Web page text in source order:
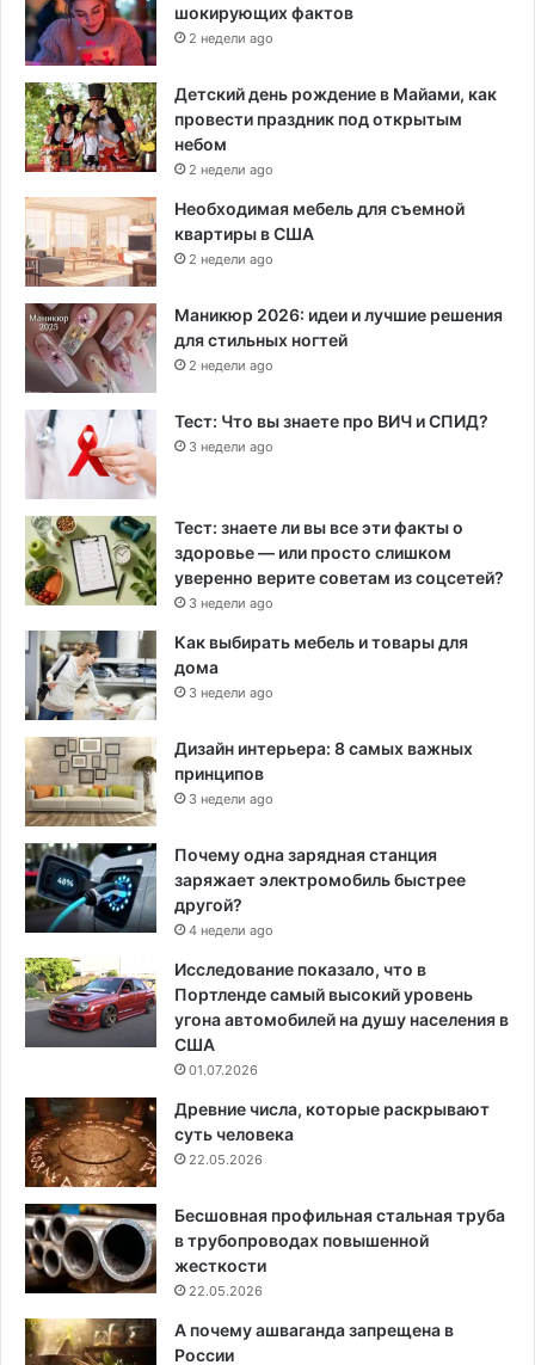
шокирующих фактов
2 недели ago
Детский день рождение в Майами, как
провести праздник под открытым
небом
2 недели ago
Необходимая мебель для съемной
квартиры в США
2 недели ago
Маникюр 2026: идеи и лучшие решения
для стильных ногтей
2 недели ago
Тест: Что вы знаете про ВИЧ и СПИД?
3 недели ago
Тест: знаете ли вы все эти факты о
здоровье — или просто слишком
уверенно верите советам из соцсетей?
3 недели ago
Как выбирать мебель и товары для
дома
3 недели ago
Дизайн интерьера: 8 самых важных
принципов
3 недели ago
Почему одна зарядная станция
заряжает электромобиль быстрее
другой?
4 недели ago
Исследование показало, что в
Портленде самый высокий уровень
угона автомобилей на душу населения в
США
01.07.2026
Древние числа, которые раскрывают
суть человека
22.05.2026
Бесшовная профильная стальная труба
в трубопроводах повышенной
жесткости
22.05.2026
А почему ашваганда запрещена в
России